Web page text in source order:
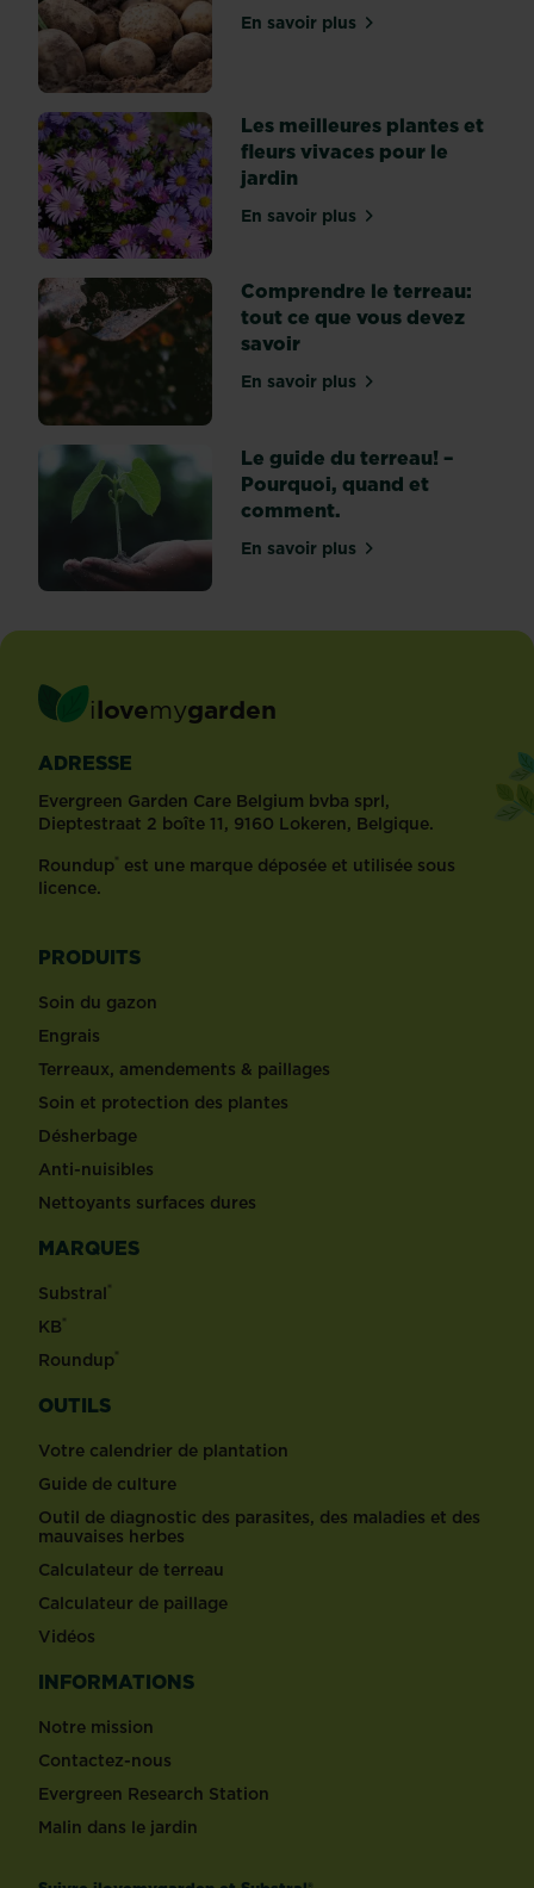
En savoir plussur Quelle variété de
Les meilleures plantes et
fleurs vivaces pour le
jardin
En savoir plussur Les meilleures
Comprendre le terreau:
tout ce que vous devez
savoir
En savoir plussur Comprendre le
Le guide du terreau! –
Pourquoi, quand et
comment.
En savoir plussur Le guide du terreau!
ilovemygarden
ADRESSE
Evergreen Garden Care Belgium bvba sprl,
Dieptestraat 2 boîte 11, 9160 Lokeren, Belgique.
Roundup® est une marque déposée et utilisée sous
licence.
PRODUITS
Soin du gazon
Engrais
Terreaux, amendements & paillages
Soin et protection des plantes
Désherbage
Anti-nuisibles
Nettoyants surfaces dures
MARQUES
Substral®
KB®
Roundup®
OUTILS
Votre calendrier de plantation
Guide de culture
Outil de diagnostic des parasites, des maladies et des
mauvaises herbes
Calculateur de terreau
Calculateur de paillage
Vidéos
INFORMATIONS
Notre mission
Contactez-nous
Evergreen Research Station
Malin dans le jardin